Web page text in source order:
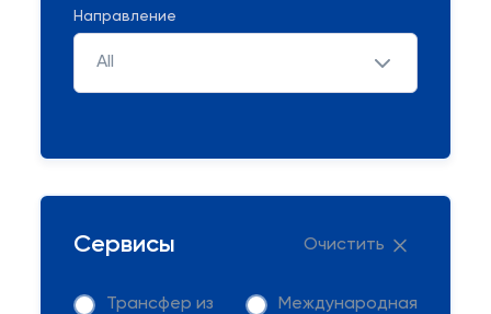
Направление
All
Сервисы Очистить
Трансфер из
Международная